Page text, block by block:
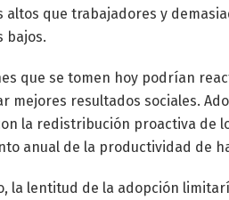
altos que trabajadores y
bajos.
que se tomen hoy podrían
mejores resultados sociales.
la redistribución proactiva de
anual de la productividad de
la lentitud de la adopción